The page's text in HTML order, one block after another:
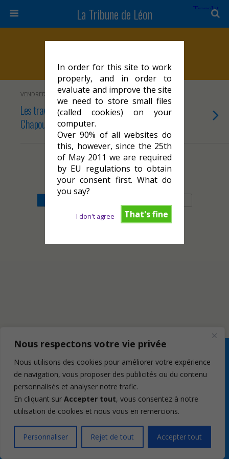
In order for this site to work
properly, and in order to
evaluate and improve the site
we need to store small files
(called cookies) on your
computer.
Over 90% of all websites do
this, however, since the 25th
of May 2011 we are required
by EU regulations to obtain
your consent first. What do
you say?
That's fine
I don't agree
Nous respectons votre vie privée
Nous utilisons des cookies pour améliorer votre expérience
de navigation, vous proposer des publicités ou du contenu
personnalisés et analyser notre trafic.
En cliquant sur Accepter tout, vous consentez à notre
utilisation de cookies et nous vous en remercions.
Personnaliser Rejet de tout Accepter tout
La Tribune de Léon
VENDREDI 26 AVRIL 2024
Les travaux de rénovation de la place
Chapou et de la place Galdemar à Cahors
Retour au début
Mobile